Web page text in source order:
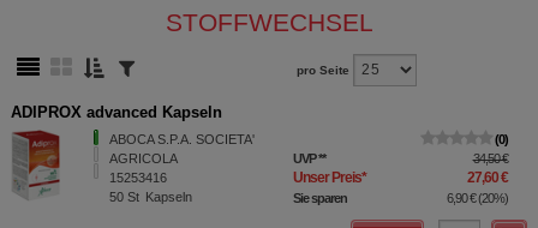
STOFFWECHSEL
pro Seite
ADIPROX advanced Kapseln
ABOCA S.P.A. SOCIETA'
AGRICOLA
15253416
50 St Kapseln
0
UVP** 34,50 €
Unser Preis* 27,60 €
Sie sparen 6,90 €(20%)